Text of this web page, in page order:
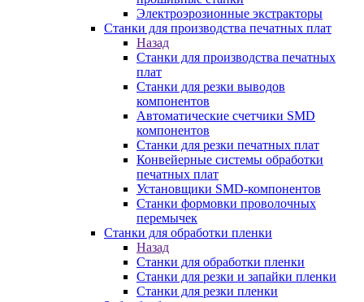
Электроэрозионные экстракторы
Станки для производства печатных плат
Назад
Станки для производства печатных
плат
Станки для резки выводов
компонентов
Автоматические счетчики SMD
компонентов
Станки для резки печатных плат
Конвейерные системы обработки
печатных плат
Установщики SMD-компонентов
Станки формовки проволочных
перемычек
Станки для обработки пленки
Назад
Станки для обработки пленки
Станки для резки и запайки пленки
Станки для резки пленки